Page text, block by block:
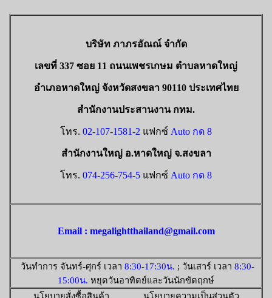
บริษัท ภาภรอัณณ์ จำกัด
เลขที่ 337 ซอย 11 ถนนเพชรเกษม ตำบลหาดใหญ่
อำเภอหาดใหญ่ จังหวัดสงขลา 90110 ประเทศไทย
สำนักงานประสานงาน กทม.
โทร. 02-107-1581-2 แฟกซ์ Auto กด 8
สำนักงานใหญ่ อ.หาดใหญ่ จ.สงขลา
โทร. 074-256-754-5 แฟกซ์ Auto กด 8
Email : megalightthailand@gmail.com
วันทำการ จันทร์-ศุกร์ เวลา 8:30-17:30น. ; วันเสาร์ เวลา 8:30-
15:00น. หยุดวันอาทิตย์และวันนักขัตฤกษ์